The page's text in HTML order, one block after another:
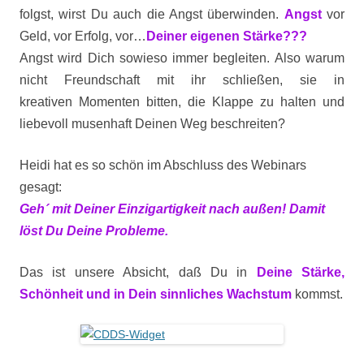
folgst, wirst Du auch die Angst überwinden. Angstvor
Geld, vor Erfolg, vor… Deiner eigenen Stärke???
Angst wird Dich sowieso immer begleiten. Also warum
nicht Freundschaft mit ihr schließen, sie in
kreativen Momenten bitten, die Klappe zu halten und
liebevoll musenhaft Deinen Weg beschreiten?
Heidi hat es so schön im Abschluss des Webinars
gesagt:
Geh´ mit Deiner Einzigartigkeit nach außen! Damit
löst Du Deine Probleme.
Das ist unsere Absicht, daß Du in
Deine Stärke,
Schönheit und in Dein sinnliches Wachstum kommst.